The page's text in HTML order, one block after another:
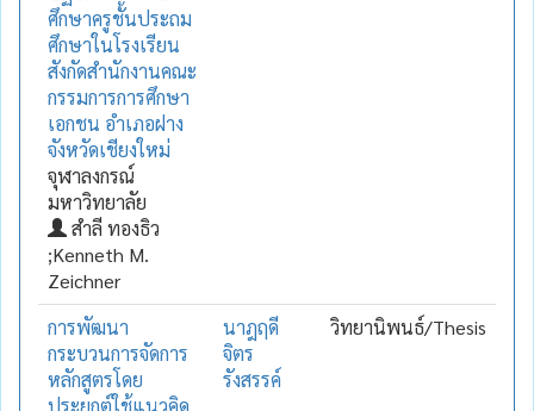
ศึกษาครูชั้นประถม
ศึกษาในโรงเรียน
สังกัดสำนักงานคณะ
กรรมการการศึกษา
เอกชน อำเภอฝาง
จังหวัดเชียงใหม่
จุฬาลงกรณ์
มหาวิทยาลัย
สำลี ทองธิว
;Kenneth M.
Zeichner
การพัฒนา
กระบวนการจัดการ
หลักสูตรโดย
ประยุกต์ใช้แนวคิด
นาฎฤดี
จิตร
รังสรรค์
วิทยานิพนธ์/Thesis